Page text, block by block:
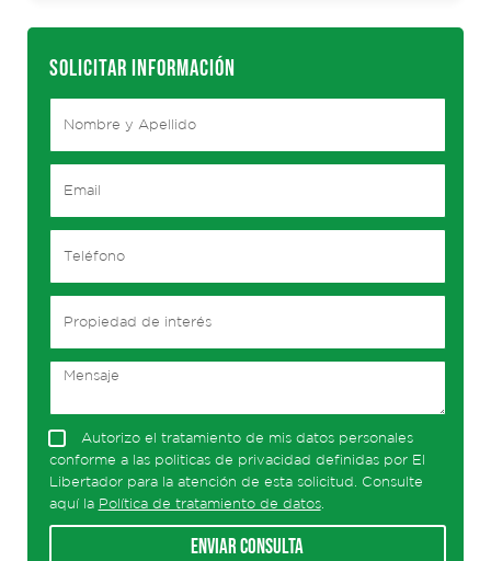
SOLICITAR INFORMACIÓN
Autorizo el tratamiento de mis datos personales
conforme a las politicas de privacidad definidas por El
Libertador para la atención de esta solicitud. Consulte
aquí la Política de tratamiento de datos.
Enviar consulta